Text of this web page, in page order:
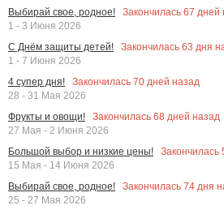
Выбирай свое, родное!
Закончилась 67 дней
1 - 3 Июня 2026
С Днём защиты детей!
Закончилась 63 дня
1 - 7 Июня 2026
4 супер дня!
Закончилась 70 дней назад
28 - 31 Мая 2026
Фрукты и овощи!
Закончилась 68 дней назад
27 Мая - 2 Июня 2026
Большой выбор и низкие цены!
Закончилась
15 Мая - 14 Июня 2026
Выбирай свое, родное!
Закончилась 74 дня
25 - 27 Мая 2026